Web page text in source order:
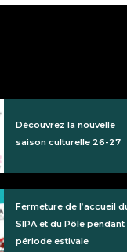
Découvrez la nouvelle
saison culturelle 26-27
Fermeture de l’accueil
SIPA et du Pôle pendant
période estivale